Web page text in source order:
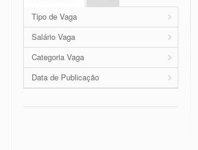
Tipo de Vaga
Salário Vaga
Categoria Vaga
Data de Publicação